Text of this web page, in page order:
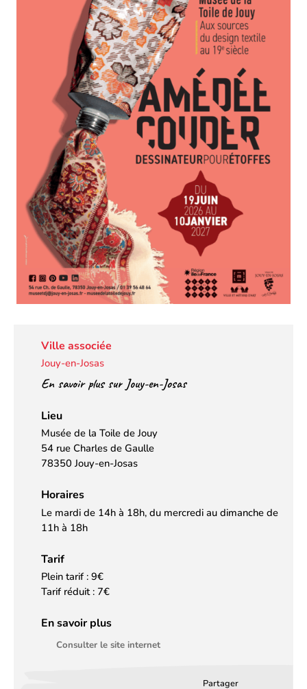
Ville associée
Jouy-en-Josas
En savoir plus sur Jouy-en-Josas
Lieu
Musée de la Toile de Jouy
54 rue Charles de Gaulle
78350 Jouy-en-Josas
Horaires
Le mardi de 14h à 18h, du mercredi au dimanche de
11h à 18h
Tarif
Plein tarif : 9€
Tarif réduit : 7€
En savoir plus
Consulter le site internet
Partager